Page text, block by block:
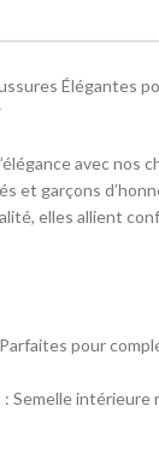
la taille
Mocassin
42
Élégantes
avec nos
et garçons
elles allient
pour
Semelle intérieure